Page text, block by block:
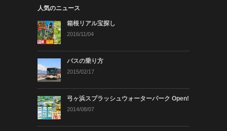
人気のニュース
箱根リアル宝探し
2016/11/04
バスの乗り方
2015/02/17
弓ヶ浜スプラッシュウォーターパーク Open!
2014/08/07